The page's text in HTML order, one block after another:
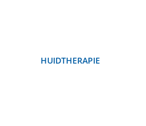
HUIDTHERAPIE